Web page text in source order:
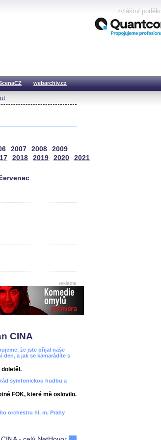
zvláštní
webarchiv.cz
2007 2008
2009
2018 2019 2020
2021
reklama
CINA
že jste přijal naše
den, a jak se kamarádíte s
doletěl.
symfonickou hudbu a
FOK, které mě oslovilo.
orchestru hl. m. Prahy